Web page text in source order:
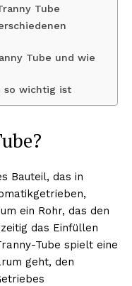
Tube
Tube und wie
so wichtig ist
Bauteil, das in
ein Rohr, das den
das Einfüllen
Tube spielt eine
geht, den